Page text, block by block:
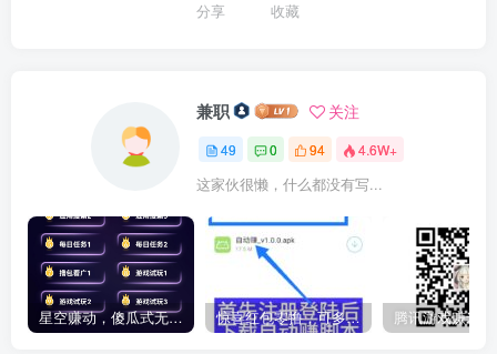
分享 收藏
兼职 关注
49 0 94 4.6W+
这家伙很懒，什么都没有写...
星空赚动，傻瓜式无脑捡钱，去做就赚钱，零撸天花板，应有尽有 惊喜红包零撸，可多号操作，每天可刷几百个，单机月撸1000+